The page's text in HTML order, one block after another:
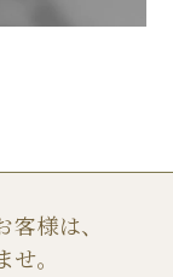
様は、
。